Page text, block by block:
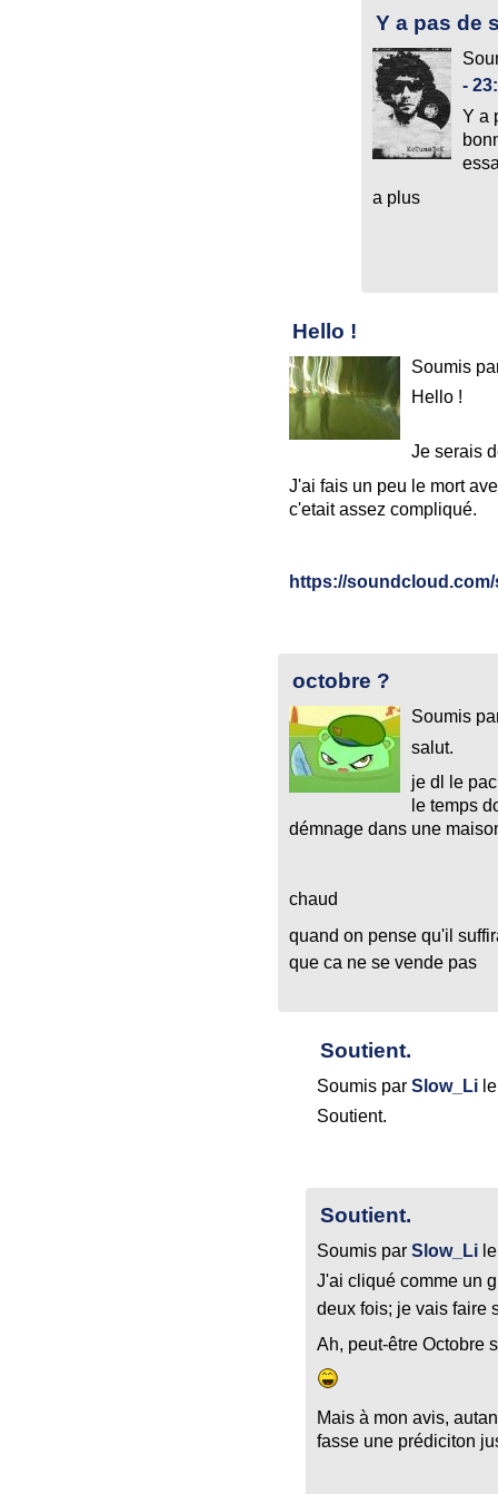
Y a pas de
-
Y a
a plus
Hello !
Soumis
Hello !
Je serais
J'ai fais un peu le mort
c'etait assez compliqué.
https://
octobre ?
Soumis
salut.
je dl le
le temps
démnage dans une
chaud
quand on pense qu'il
que ca ne se vende pas
Soutient.
Soumis par Slow_Li
Soutient.
Soutient.
Soumis par Slow_Li
J'ai cliqué comme un
deux fois; je vais faire
Ah, peut-être Octobre
Mais à mon avis,
fasse une prédiciton